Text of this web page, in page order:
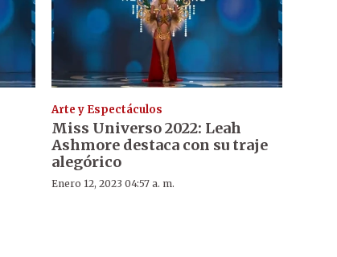
Arte y Espectáculos
Miss Universo 2022: Leah
Ashmore destaca con su traje
alegórico
Enero 12, 2023 04:57 a. m.